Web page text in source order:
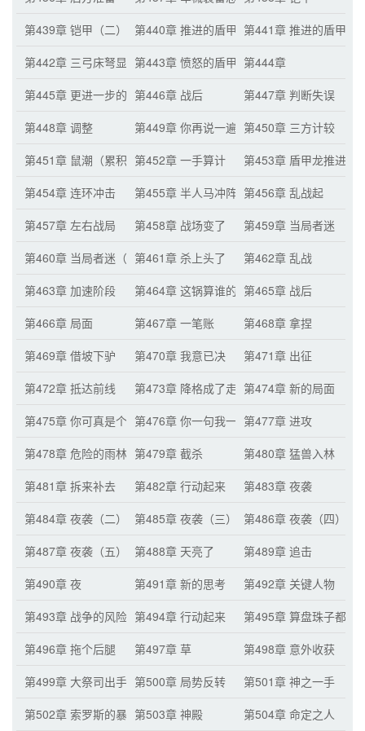
第439章 铠甲（二）
第440章 推进的盾甲龙第441章 推进的盾甲龙
第442章 三弓床弩显威（月票累积三百张的加
第443章 愤怒的盾甲龙第444章
第445章 更进一步的了解第446章 战后
第447章 判断失误
第448章 调整
第449章 你再说一遍？！第450章 三方计较
第451章 鼠潮（累积六百张月票的
第452章 一手算计
第453章 盾甲龙推进
第454章 连环冲击
第455章 半人马冲阵 第456章 乱战起
第457章 左右战局
第458章 战场变了
第459章 当局者迷
第460章 当局者迷（二）第461章 杀上头了
第462章 乱战
第463章 加速阶段
第464章 这锅算谁的？第465章 战后
第466章 局面
第467章 一笔账
第468章 拿捏
第469章 借坡下驴
第470章 我意已决
第471章 出征
第472章 抵达前线
第473章 降格成了走地鸡第474章 新的局面
第475章 你可真是个大聪明第476章 你一句我一句第477章 进攻
第478章 危险的雨林 第479章 截杀
第480章 猛兽入林
第481章 拆来补去
第482章 行动起来
第483章 夜袭
第484章 夜袭（二）
第485章 夜袭（三）
第486章 夜袭（四）
第487章 夜袭（五）
第488章 天亮了
第489章 追击
第490章 夜
第491章 新的思考
第492章 关键人物
第493章 战争的风险和耐心第494章 行动起来
第495章 算盘珠子都打
第496章 拖个后腿
第497章 草
第498章 意外收获
第499章 大祭司出手 第500章 局势反转
第501章 神之一手
第502章 索罗斯的暴论第503章 神殿
第504章 命定之人